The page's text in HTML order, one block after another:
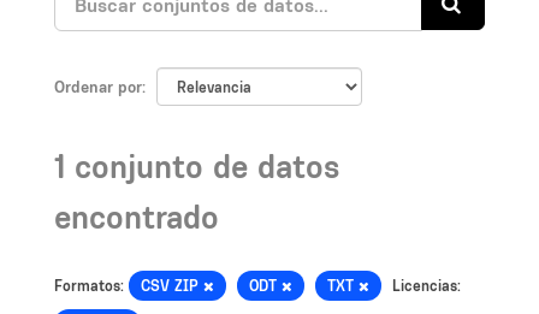
Ordenar por
1 conjunto de datos
encontrado
Formatos: CSV ZIP ODT TXT Licencias: